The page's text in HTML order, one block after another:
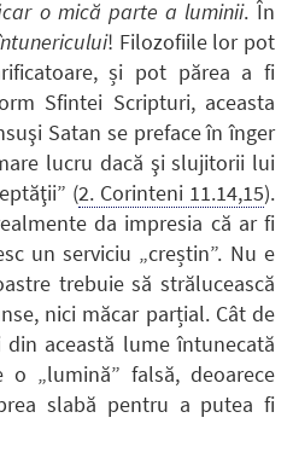
o mică parte a luminii. În
! Filozofiile lor pot
și pot părea a fi
Sfintei Scripturi, aceasta
Satan se preface în înger
lucru dacă şi slujitorii lui
(2. Corinteni 11.14,15).
da impresia că ar fi
un serviciu „creștin”. Nu e
trebuie să strălucească
nici măcar parțial. Cât de
această lume întunecată
„lumină” falsă, deoarece
slabă pentru a putea fi